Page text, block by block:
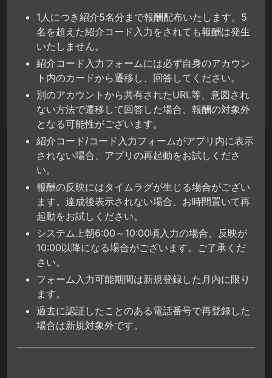
1人につき紹介5名分まで報酬配布いたします。5
名を超えた紹介コード入力をされても報酬は発生
いたしません。
紹介コード入力フォームには必ず自身のアカウン
ト内のカードから遷移し、回答してください。
別のアカウントから共有されたURL等、意図され
ない方法で遷移して回答した場合、報酬の対象外
となる可能性がございます。
紹介コード/コード入力フォームがアプリ内に表示
されない場合、アプリの再起動をお試しくださ
い。
報酬の反映にはタイムラグが生じる場合がござい
ます。達成後表示されない場合、お時間置いて再
起動をお試しください。
システム上朝6:00～10:00頃入力の場合、反映が
10:00以降になる場合がございます。ご了承くだ
さい。
フォーム入力可能期間は新規登録した月内に限り
ます。
過去に認証したことのある電話番号で再登録した
場合は新規対象外です。